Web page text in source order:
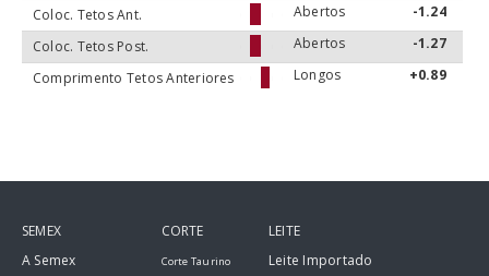
Coloc. Tetos Ant.
Abertos
-1.24
Coloc. Tetos Post.
Abertos
-1.27
Comprimento Tetos Anteriores
Longos +0.89
SEMEX
A Semex
CORTE
Corte Taurino
LEITE
Leite Importado